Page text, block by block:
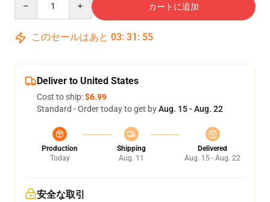
カートに追加
このセールはあと 03: 31 : 54
Deliver to United States
Cost to ship:$6.99
Standard - Order today to get byAug. 15 - Aug. 22
Production
Today
Shipping
Aug. 11
Delivered
Aug. 15 - Aug. 22
安全な取引